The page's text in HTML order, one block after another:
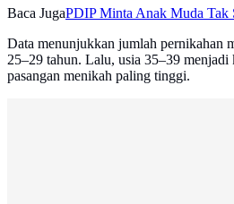
Baca JugaPDIP Minta Anak Muda Tak
Data menunjukkan jumlah pernikahan
25–29 tahun. Lalu, usia 35–39
pasangan menikah paling tinggi.